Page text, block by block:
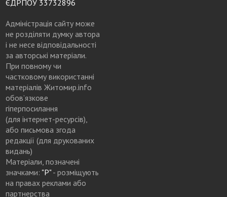
ЄДРПОУ 33732896
Адміністрація сайту може
не розділяти думку автора
і не несе відповідальності
за авторські матеріали.
При повному чи
частковому використанні
матеріалів Житомир.info
обов’язкове
гіперпосилання
(для інтернет-ресурсів),
або письмова згода
редакції (для друкованих
видань)
Матеріали, позначені
значками: "Р"- розміщують
на правах реклами або
партнерства